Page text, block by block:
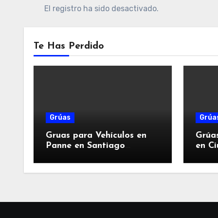
El registro ha sido desactivado.
Te Has Perdido
Grúas
Gruas para Vehículos en
Panne en Santiago
en